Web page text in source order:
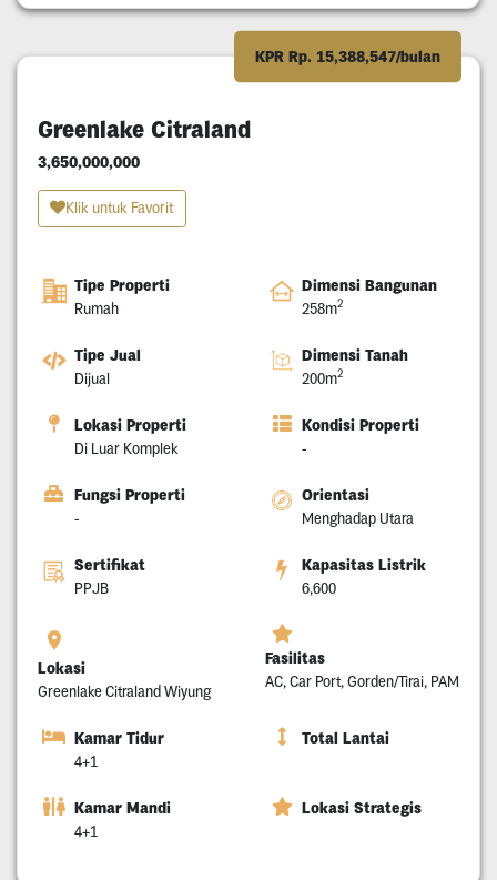
KPR Rp. 15,388,547/bulan
Greenlake Citraland
3,650,000,000
Klik untuk Favorit
Tipe Properti
Rumah
Dimensi Bangunan
258m2
Tipe Jual
Dijual
Dimensi Tanah
200m2
Lokasi Properti
Di Luar Komplek
Kondisi Properti
-
Fungsi Properti
-
Orientasi
Menghadap Utara
Sertifikat
PPJB
Kapasitas Listrik
6,600
Lokasi
Greenlake Citraland Wiyung
Fasilitas
AC, Car Port, Gorden/Tirai, PAM
Kamar Tidur
4+1
Total Lantai
Kamar Mandi
4+1
Lokasi Strategis